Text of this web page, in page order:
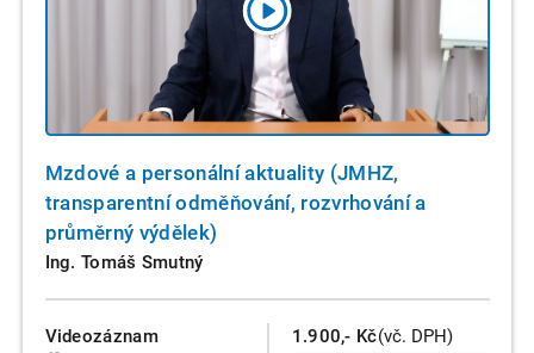
Mzdové a personální aktuality (JMHZ,
transparentní odměňování, rozvrhování a
průměrný výdělek)
Ing. Tomáš Smutný
Videozáznam 1.900,- Kč(vč. DPH)